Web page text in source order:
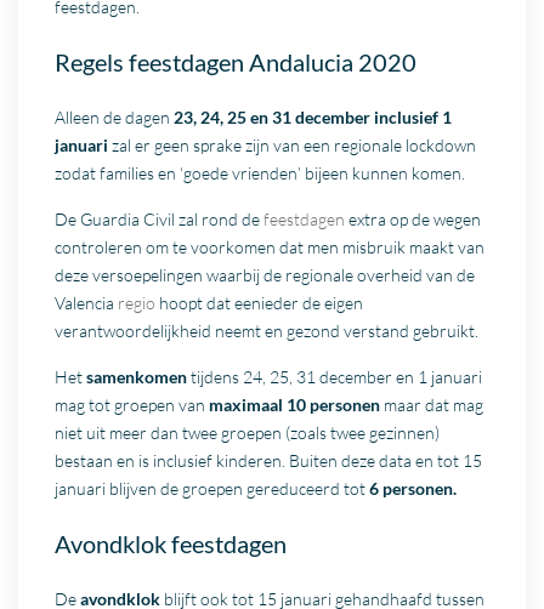
feestdagen.
Regels feestdagen Andalucia 2020
Alleen de dagen23, 24, 25 en 31 december inclusief 1
januari zal er geen sprake zijn van een regionale lockdown
zodat families en ‘goede vrienden’ bijeen kunnen komen.
De Guardia Civil zal rond defeestdagen extra op de wegen
controleren om te voorkomen dat men misbruik maakt van
deze versoepelingen waarbij de regionale overheid van de
Valencia regio hoopt dat eenieder de eigen
verantwoordelijkheid neemt en gezond verstand gebruikt.
Hetsamenkomentijdens 24, 25, 31 december en 1 januari
mag tot groepen van maximaal 10 personen maar dat mag
niet uit meer dan twee groepen (zoals twee gezinnen)
bestaan en is inclusief kinderen. Buiten deze data en tot 15
januari blijven de groepen gereduceerd tot6 personen.
Avondklok feestdagen
Deavondklok blijft ook tot 15 januari gehandhaafd tussen